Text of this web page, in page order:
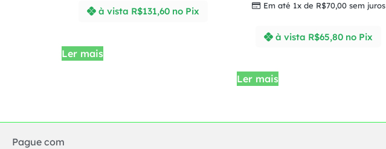
à vista R$131,60 no Pix
Ler mais
Em até 1x de R$70,00sem juros
à vista R$65,80 no Pix
Ler mais
Pague com